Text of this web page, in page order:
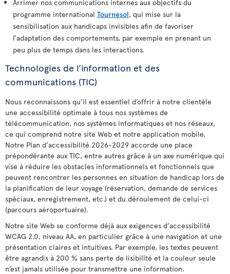
Arrimer nos communications internes aux objectifs du
programme international Tournesol, qui mise sur la
sensibilisation aux handicaps invisibles afin de favoriser
l’adaptation des comportements, par exemple en prenant un
peu plus de temps dans les interactions.
Technologies de l’information et des
communications (TIC)
Nous reconnaissons qu’il est essentiel d’offrir à notre clientèle
une accessibilité optimale à tous nos systèmes de
télécommunication, nos systèmes informatiques et nos réseaux,
ce qui comprend notre site Web et notre application mobile.
Notre Plan d’accessibilité 2026-2029 accorde une place
prépondérante aux TIC, entre autres grâce à un axe numérique qui
vise à réduire les obstacles informationnels et fonctionnels que
peuvent rencontrer les personnes en situation de handicap lors de
la planification de leur voyage (réservation, demande de services
spéciaux, enregistrement, etc.) et du déroulement de celui-ci
(parcours aéroportuaire).
Notre site Web se conforme déjà aux exigences d’accessibilité
WCAG 2.0, niveau AA, en particulier grâce à une navigation et une
présentation claires et intuitives. Par exemple, les textes peuvent
être agrandis à 200 % sans perte de lisibilité et la couleur seule
n’est jamais utilisée pour transmettre une information.